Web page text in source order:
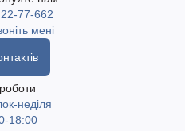
77-662
мені
неділя
18:00